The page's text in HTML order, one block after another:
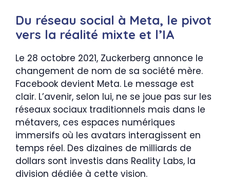
Du réseau social à Meta, le pivot
vers la réalité mixte et l’IA
Le 28 octobre 2021, Zuckerberg annonce le
changement de nom de sa société mère.
Facebook devient Meta. Le message est
clair. L’avenir, selon lui, ne se joue pas sur les
réseaux sociaux traditionnels mais dans le
métavers, ces espaces numériques
immersifs où les avatars interagissent en
temps réel. Des dizaines de milliards de
dollars sont investis dans Reality Labs, la
division dédiée à cette vision.